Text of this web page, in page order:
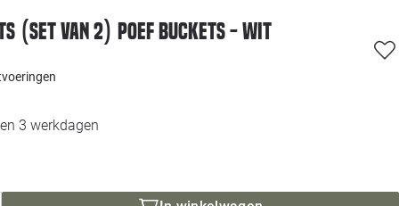
(Set van 2) Poef Buckets - Wit
3 werkdagen